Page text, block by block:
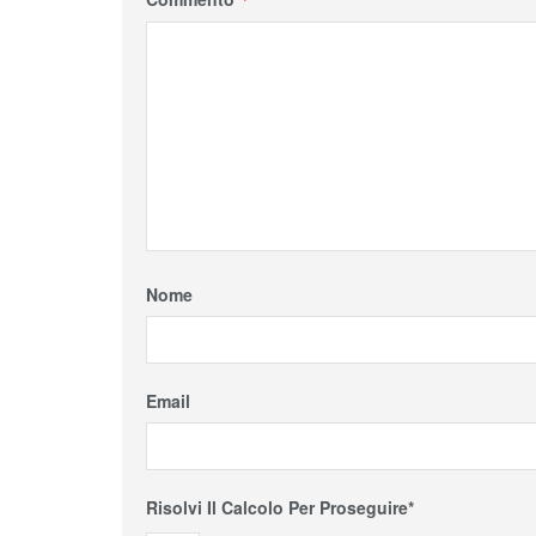
Nome
Email
Risolvi Il Calcolo Per Proseguire*